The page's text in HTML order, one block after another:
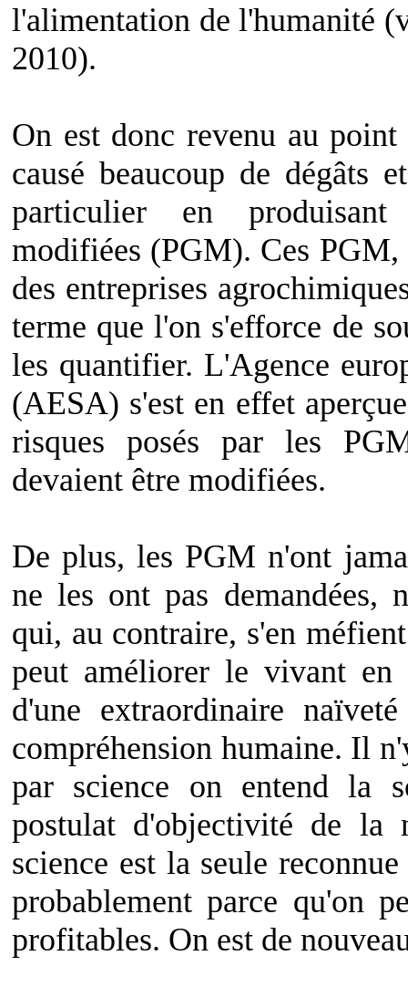
l'alimentation de l'humanité
2010).
On est donc revenu au
causé beaucoup de dégâts
particulier en produisant
modifiées (PGM). Ces
des entreprises
terme que l'on s'efforce de
les quantifier. L'Agence
(AESA) s'est en effet
risques posés par les
devaient être modifiées.
De plus, les PGM n'ont
ne les ont pas demandées,
qui, au contraire, s'en
peut améliorer le vivant en
d'une extraordinaire
compréhension humaine. Il
par science on entend la
postulat d'objectivité de la
science est la seule
probablement parce qu'on
profitables. On est de